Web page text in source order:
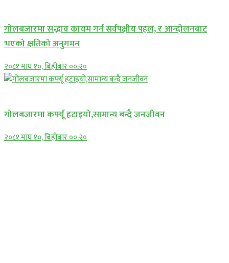
गोलबजारमा सद्भाव कायम गर्न सर्वपक्षीय पहल, र आन्दोलनबाट
भएको क्षतिको अनुगमन
२०८१ माघ १०, बिहीबार ००:२०
गोलबजारमा कर्फ्यू हटाइयो,सामान्य बन्दै जनजीवन
२०८१ माघ १०, बिहीबार ००:२०